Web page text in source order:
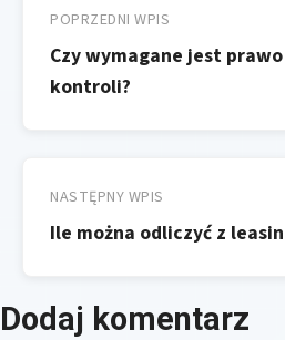
wpisu
POPRZEDNI WPIS
Czy wymagane jest
kontroli?
NASTĘPNY WPIS
Ile można odliczyć z
Dodaj komentarz